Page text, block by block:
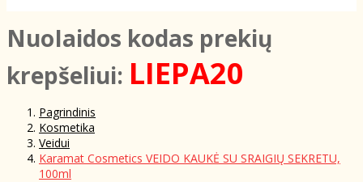
NuoIaidos kodas prekių
krepšeliui: LIEPA20
Pagrindinis
Kosmetika
Veidui
Karamat Cosmetics VEIDO KAUKĖ SU SRAIGIŲ SEKRETU,
100ml